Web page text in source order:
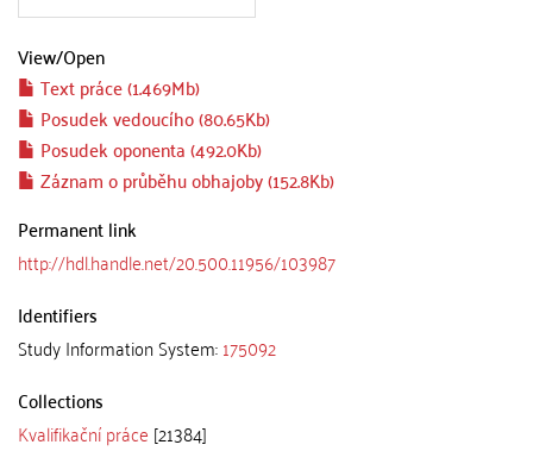
View/Open
Text práce (1.469Mb)
Posudek vedoucího (80.65Kb)
Posudek oponenta (492.0Kb)
Záznam o průběhu obhajoby (152.8Kb)
Permanent link
http://hdl.handle.net/20.500.11956/103987
Identifiers
Study Information System:175092
Collections
Kvalifikační práce [21384]